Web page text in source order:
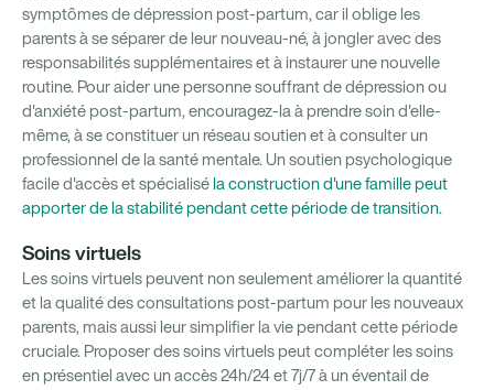
symptômes de dépression post-partum, car il oblige les
parents à se séparer de leur nouveau-né, à jongler avec des
responsabilités supplémentaires et à instaurer une nouvelle
routine. Pour aider une personne souffrant de dépression ou
d'anxiété post-partum, encouragez-la à prendre soin d'elle-
même, à se constituer un réseau soutien et à consulter un
professionnel de la santé mentale. Un soutien psychologique
facile d'accès et spécialisé la construction d'une famille peut
apporter de la stabilité pendant cette période de transition.
Soins virtuels
Les soins virtuels peuvent non seulement améliorer la quantité
et la qualité des consultations post-partum pour les nouveaux
parents, mais aussi leur simplifier la vie pendant cette période
cruciale. Proposer des soins virtuels peut compléter les soins
en présentiel avec un accès 24h/24 et 7j/7 à un éventail de